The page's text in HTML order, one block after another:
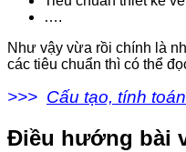
….
Như vậy vừa rồi chính là
các tiêu chuẩn thì có thể
>>> Cấu tạo, tính
Điều hướng bài